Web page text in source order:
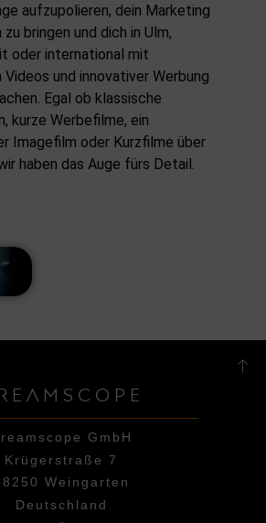
aufzupolieren, dein Marketing
bringen und dich in Ulm,
oder international mit
Videos und innovativer Werbung
Egal ob klassische
kurze Werbefilme, ein
Imagefilm oder Kurzfilme über
haben das Auge fürs Detail.
GmbH
Krügerstraße 7
Weingarten
Deutschland